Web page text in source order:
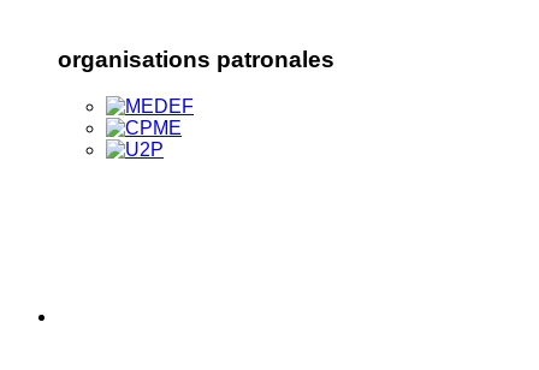
organisations patronales